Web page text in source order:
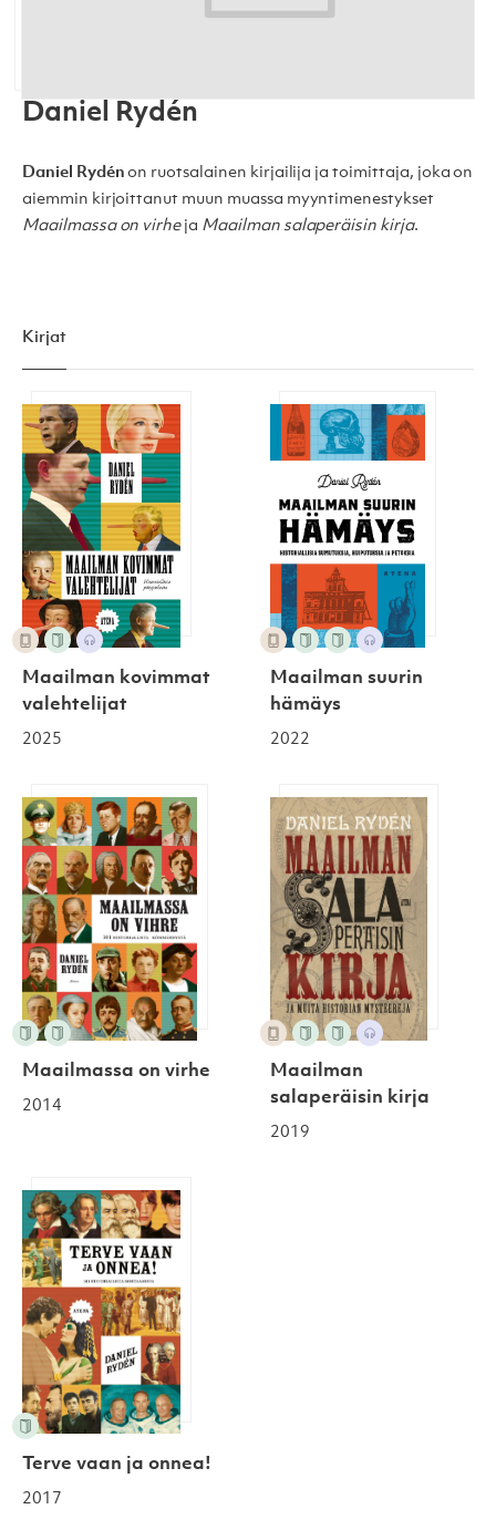
Daniel Rydén
Daniel Rydénon ruotsalainen kirjailija ja toimittaja, joka on
aiemmin kirjoittanut muun muassa myyntimenestykset
Maailmassa on virheja Maailman salaperäisin kirja.
Kirjat
Maailman kovimmat valehtelijat
Maailman kovimmat
valehtelijat
2025
Maailman suurin
Maailman suurin
hämäys
2022
Maailmassa on virhe
Maailmassa on virhe
2014
Maailman salaperäisin
Maailman
salaperäisin kirja
2019
Terve vaan ja onnea!
Terve vaan ja onnea!
2017